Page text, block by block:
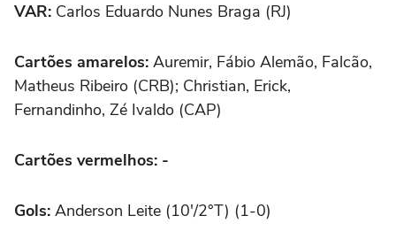
VAR: Carlos Eduardo Nunes Braga (RJ)
Cartões amarelos: Auremir, Fábio Alemão, Falcão,
Matheus Ribeiro (CRB); Christian, Erick,
Fernandinho, Zé Ivaldo (CAP)
Cartões vermelhos: -
Gols: Anderson Leite (10'/2°T) (1-0)